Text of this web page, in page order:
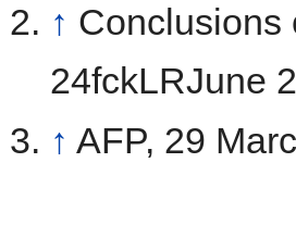
↑ Conclusions
24fckLRJune
↑ AFP, 29